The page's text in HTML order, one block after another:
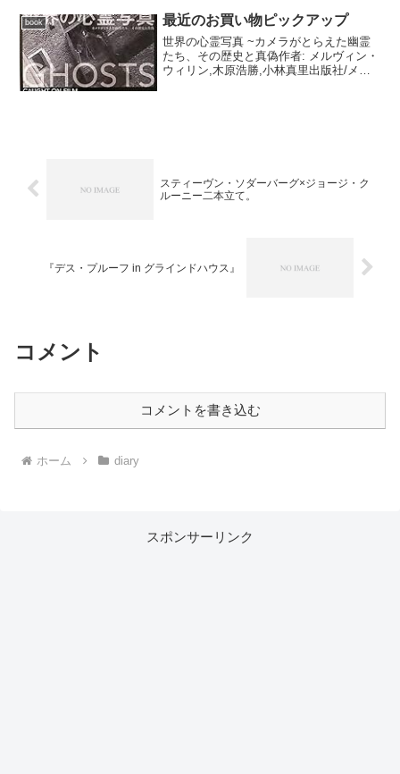
book 最近のお買い物ピックアップ
世界の心霊写真 ~カメラがとらえた幽霊
たち、その歴史と真偽作者: メルヴィン・
ウィリン,木原浩勝,小林真里出版社/メー
スティーヴン・ソダーバーグ×ジョージ・ク
ルーニー二本立て。
『デス・プルーフ in グラインドハウス』
コメント
コメントを書き込む
ホーム diary
スポンサーリンク